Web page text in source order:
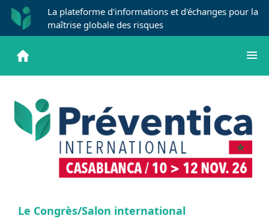
La plateforme d'informations et d'échanges pour la
maîtrise globale des risques
Le Congrès/Salon international